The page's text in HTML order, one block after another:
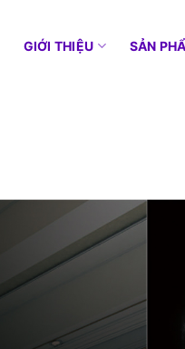
GIỚI THIỆU SẢN